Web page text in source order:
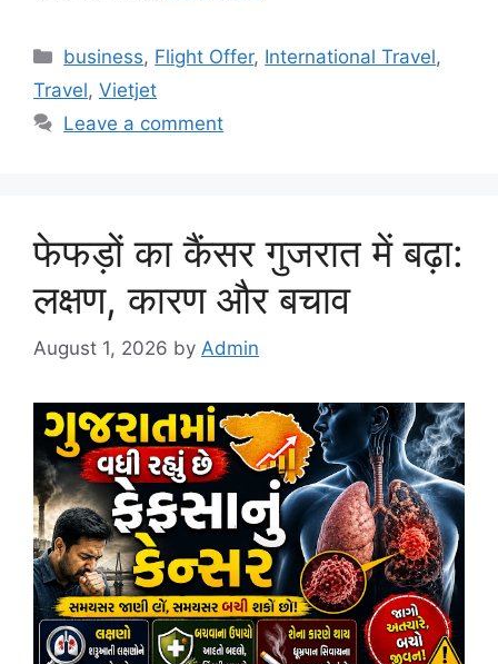
Categories
business, Flight Offer, International Travel,
Travel, Vietjet
Leave a comment
फेफड़ों का कैंसर गुजरात में बढ़ा:
लक्षण, कारण और बचाव
August 1, 2026 by Admin